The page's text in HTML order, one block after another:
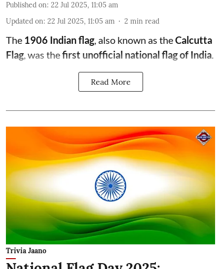
Published on: 22 Jul 2025, 11:05 am
Updated on: 22 Jul 2025, 11:05 am 2 min read
The 1906 Indian flag, also known as theCalcutta
Flag, was thefirst unofficial national flag of India.
Read More
Trivia Jaano